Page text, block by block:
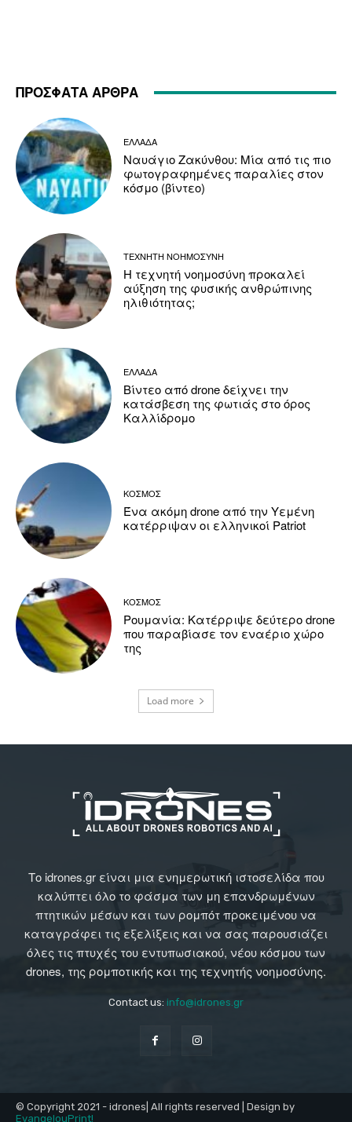
ΠΡΟΣΦΑΤΑ ΑΡΘΡΑ
ΕΛΛΑΔΑ
Ναυάγιο Ζακύνθου: Μία από τις πιο
φωτογραφημένες παραλίες στον
κόσμο (βίντεο)
ΤΕΧΝΗΤΗ ΝΟΗΜΟΣΥΝΗ
Η τεχνητή νοημοσύνη προκαλεί
αύξηση της φυσικής ανθρώπινης
ηλιθιότητας;
ΕΛΛΑΔΑ
Βίντεο από drone δείχνει την
κατάσβεση της φωτιάς στο όρος
Καλλίδρομο
ΚΟΣΜΟΣ
Ένα ακόμη drone από την Υεμένη
κατέρριψαν οι ελληνικοί Patriot
ΚΟΣΜΟΣ
Ρουμανία: Κατέρριψε δεύτερο drone
που παραβίασε τον εναέριο χώρο
της
Load more
Το idrones.gr είναι μια ενημερωτική ιστοσελίδα που
καλύπτει όλο το φάσμα των μη επανδρωμένων
πτητικών μέσων και των ρομπότ προκειμένου να
καταγράφει τις εξελίξεις και να σας παρουσιάζει
όλες τις πτυχές του εντυπωσιακού, νέου κόσμου των
drones, της ρομποτικής και της τεχνητής νοημοσύνης.
Contact us: info@idrones.gr
© Copyright 2021 - idrones| All rights reserved | Design by
EvangelouPrint!